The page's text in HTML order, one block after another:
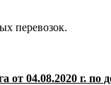
перевозок.
от 04.08.2020 г. по